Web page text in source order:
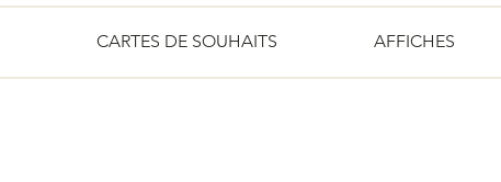
CARTES DE SOUHAITS AFFICHES